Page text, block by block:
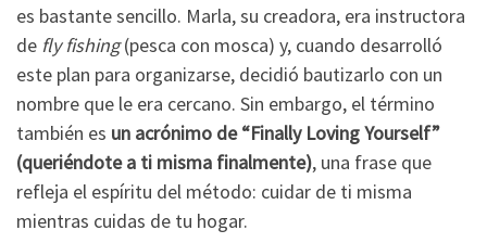
es bastante sencillo. Marla, su creadora, era instructora
de fly fishing(pesca con mosca) y, cuando desarrolló
este plan para organizarse, decidió bautizarlo con un
nombre que le era cercano. Sin embargo, el término
también es un acrónimo de “Finally Loving Yourself”
(queriéndote a ti misma finalmente), una frase que
refleja el espíritu del método: cuidar de ti misma
mientras cuidas de tu hogar.